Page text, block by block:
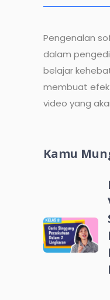
Pengenalan
dalam
belajar
membuat
video yang
Kamu